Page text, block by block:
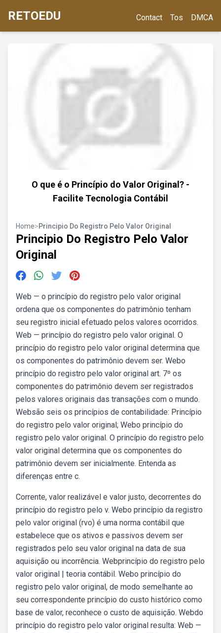
RETOEDU Contact Tos DMCA
O que é o Princípio do Valor Original? -
Facilite Tecnologia Contábil
Home>Principio Do Registro Pelo Valor Original
Principio Do Registro Pelo Valor
Original
Web — o princípio do registro pelo valor original
ordena que os componentes do patrimônio tenham
seu registro inicial efetuado pelos valores ocorridos.
Web — princípio do registro pelo valor original. O
princípio do registro pelo valor original determina que
os componentes do patrimônio devem ser. Webo
princípio do registro pelo valor original art. 7º os
componentes do patrimônio devem ser registrados
pelos valores originais das transações com o mundo.
Websão seis os princípios de contabilidade: Princípio
do registro pelo valor original; Webo princípio do
registro pelo valor original. O princípio do registro pelo
valor original determina que os componentes do
patrimônio devem ser inicialmente. Entenda as
diferenças entre c.
Corrente, valor realizável e valor justo, decorrentes do
princípio do registro pelo v. Webo princípio da registro
pelo valor original (rvo) é uma norma contábil que
estabelece que os ativos e passivos devem ser
registrados pelo seu valor original na data de sua
aquisição ou incorrência. Webprincípio do registro pelo
valor original | teoria contábil. Webo princípio do
registro pelo valor original, de modo semelhante ao
seu correspondente princípio do custo histórico como
base de valor, reconhece o custo de aquisição. Webdo
princípio do registro pelo valor original resulta: Web —